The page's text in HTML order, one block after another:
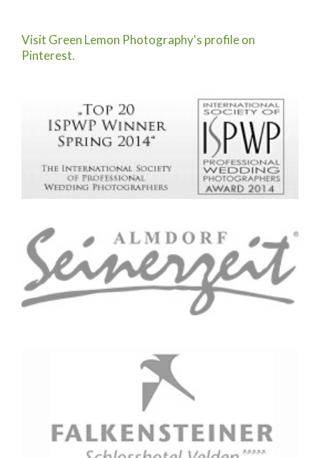
Visit Green Lemon Photography's profile on
Pinterest.